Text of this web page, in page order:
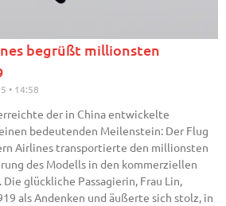
begrüßt millionsten
14:58
der in China entwickelte
bedeutenden Meilenstein: Der Flug
Airlines transportierte den millionsten
des Modells in den kommerziellen
glückliche Passagierin, Frau Lin,
als Andenken und äußerte sich stolz, in